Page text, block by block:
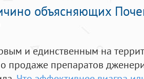
объясняющих
и единственным на
продаже препаратов